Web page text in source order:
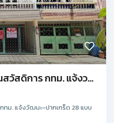
วัสดิการ กทม. แจ้งว...
ทม. แจ้งวัฒนะ–ปากเกร็ด 28 แบบ